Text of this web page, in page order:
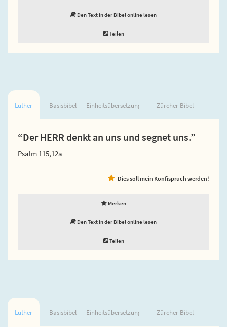
Den Text in der Bibel online lesen
Teilen
Luther Basisbibel Einheitsübersetzung Zürcher Bibel
“Der HERR denkt an uns und segnet uns.”
Psalm 115,12a
Dies soll mein Konfispruch werden!
Merken
Den Text in der Bibel online lesen
Teilen
Luther Basisbibel Einheitsübersetzung Zürcher Bibel